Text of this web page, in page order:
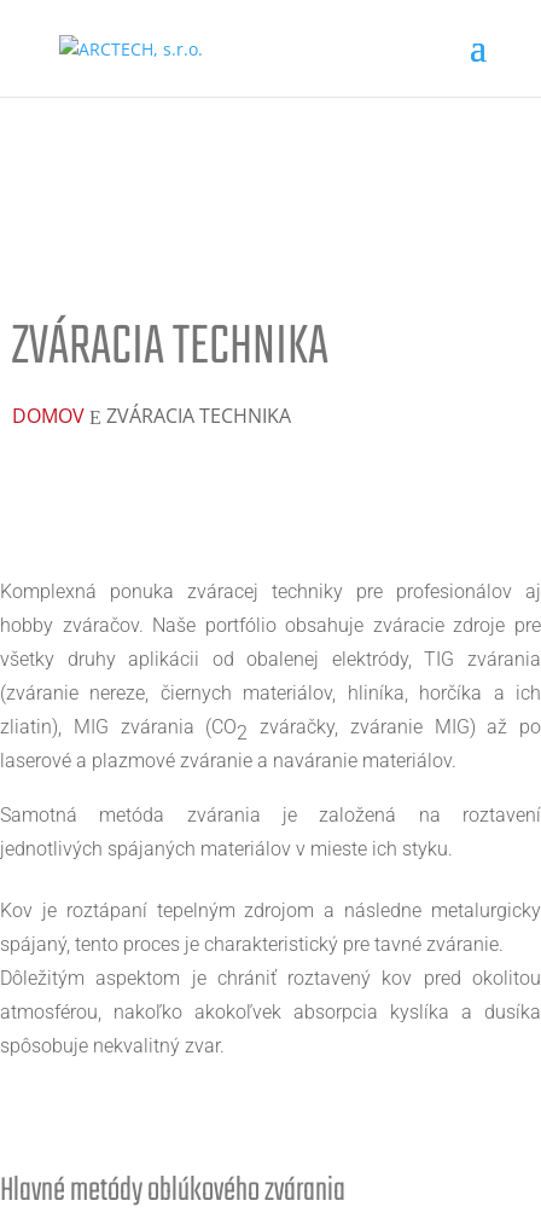
ZVÁRACIA TECHNIKA
DOMOV E ZVÁRACIA TECHNIKA
Komplexná ponuka zváracej techniky pre profesionálov aj
hobby zváračov. Naše portfólio obsahuje zváracie zdroje pre
všetky druhy aplikácii od obalenej elektródy, TIG zvárania
(zváranie nereze, čiernych materiálov, hliníka, horčíka a ich
zliatin), MIG zvárania (CO2 zváračky, zváranie MIG) až po
laserové a plazmové zváranie a naváranie materiálov.
Samotná metóda zvárania je založená na roztavení
jednotlivých spájaných materiálov v mieste ich styku.
Kov je roztápaní tepelným zdrojom a následne metalurgicky
spájaný, tento proces je charakteristický pre tavné zváranie.
Dôležitým aspektom je chrániť roztavený kov pred okolitou
atmosférou, nakoľko akokoľvek absorpcia kyslíka a dusíka
spôsobuje nekvalitný zvar.
Hlavné metódy oblúkového zvárania